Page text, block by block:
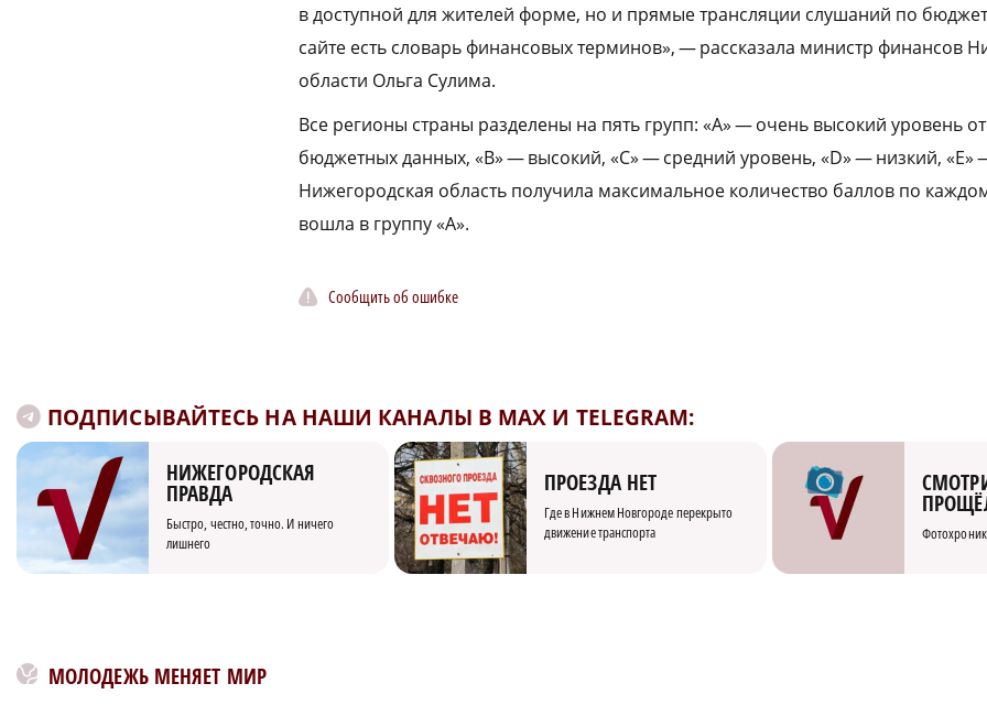
в доступной для жителей форме, но и прямые трансляции слушаний по
сайте есть словарь финансовых терминов», — рассказала министр финансов
области Ольга Сулима.
Все регионы страны разделены на пять групп: «А» — очень высокий уровень
бюджетных данных, «В» — высокий, «С» — средний уровень, «D» — низкий, «Е»
Нижегородская область получила максимальное количество баллов по
вошла в группу «А».
Сообщить об ошибке
ПОДПИСЫВАЙТЕСЬ НА НАШИ КАНАЛЫ В MAX И TELEGRAM:
НИЖЕГОРОДСКАЯ
ПРАВДА
Быстро, честно, точно. И ничего
лишнего
ПРОЕЗДА НЕТ
Где в Нижнем Новгороде перекрыто
движение транспорта
МОЛОДЕЖЬ МЕНЯЕТ МИР